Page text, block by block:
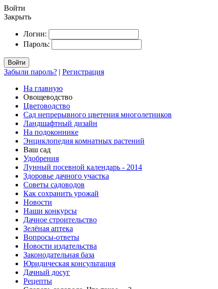
Войти
Закрыть
Логин:
Пароль:
Войти
Забыли пароль? | Регистрация
На главную
Овощеводство
Цветоводство
Сад непрерывного цветения многолетников
Ландшафтный дизайн
На подоконнике
Энциклопедия комнатных растений
Ваш сад
Удобрения
Лунный посевной календарь - 2014
Здоровье дачного участка
Советы садоводов
Как сохранить урожай
Новости
Наши конкурсы
Дачное строительство
Зелёная аптека
Вопросы-ответы
Новости издательства
Законодательная база
Юридическая консультация
Дачный досуг
Рецепты